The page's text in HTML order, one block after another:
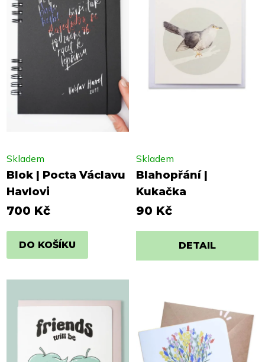
Blok | Pocta Václavu
Havlovi
Skladem
700 Kč
DO KOŠÍKU
Blahopřání |
Kukačka
Skladem
90 Kč
DETAIL